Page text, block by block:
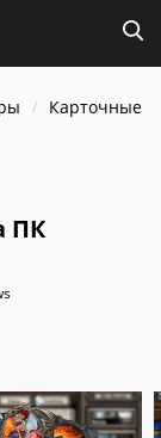
Карточные
ПК